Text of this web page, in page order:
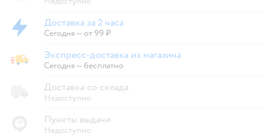
Доставка за 2 часа
Доставка за 2 часа
Сегодня—от 99 ₽
Экспресс-доставка из магазина
Экспресс-доставка из магазина
Сегодня—бесплатно
Доставка со склада
Недоступно
Пункты выдачи
Недоступно